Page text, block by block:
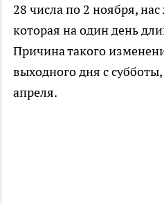
28 числа по 2 ноября,
которая на один день
Причина такого
выходного дня с
апреля.